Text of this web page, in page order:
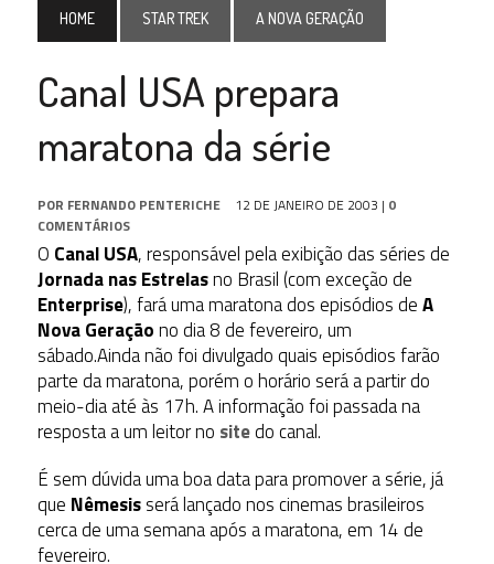
HOME STAR TREK A NOVA GERAÇÃO
Canal USA prepara
maratona da série
POR FERNANDO PENTERICHE 12 DE JANEIRO DE 2003 | 0
COMENTÁRIOS
O Canal USA, responsável pela exibição das séries de
Jornada nas Estrelasno Brasil (com exceção de
Enterprise), fará uma maratona dos episódios deA
Nova Geraçãono dia 8 de fevereiro, um
sábado.Ainda não foi divulgado quais episódios farão
parte da maratona, porém o horário será a partir do
meio-dia até às 17h. A informação foi passada na
resposta a um leitor no sitedo canal.
É sem dúvida uma boa data para promover a série, já
que Nêmesisserá lançado nos cinemas brasileiros
cerca de uma semana após a maratona, em 14 de
fevereiro.